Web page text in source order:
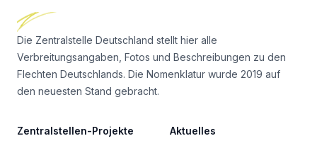
Die Zentralstelle Deutschland stellt hier alle
Verbreitungsangaben, Fotos und Beschreibungen zu den
Flechten Deutschlands. Die Nomenklatur wurde 2019 auf
den neuesten Stand gebracht.
Zentralstellen-Projekte Aktuelles